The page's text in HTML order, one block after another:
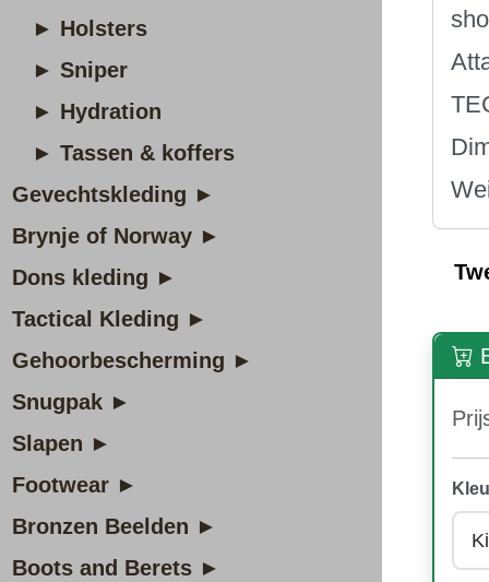
► Holsters
► Sniper
► Hydration
► Tassen & koffers
Gevechtskleding ►
Brynje of Norway ►
Dons kleding ►
Tactical Kleding ►
Gehoorbescherming ►
Snugpak ►
Slapen ►
Footwear ►
Bronzen Beelden ►
Boots and Berets ►